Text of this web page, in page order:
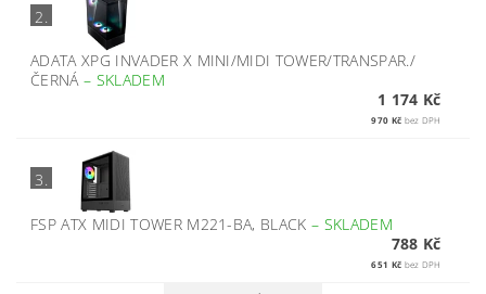
2.
ADATA XPG INVADER X MINI/MIDI TOWER/TRANSPAR./
ČERNÁ– SKLADEM
1 174 Kč
970 Kč bez DPH
3.
FSP ATX MIDI TOWER M221-BA, BLACK– SKLADEM
788 Kč
651 Kč bez DPH